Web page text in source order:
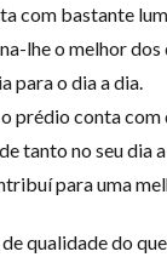
com bastante
lhe o melhor
para o dia a dia.
prédio conta
tanto no seu dia
para uma
qualidade do